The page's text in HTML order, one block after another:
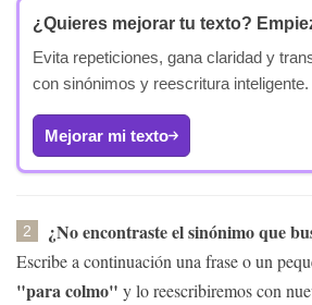
¿Quieres mejorar tu texto?
Evita repeticiones, gana claridad y
con sinónimos y reescritura inteligente.
Mejorar mi texto
2 ¿No encontraste el sinónimo que
Escribe a continuación una frase o un
"para colmo" y lo reescribiremos con